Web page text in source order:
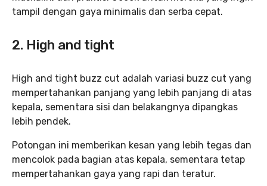
tampil dengan gaya minimalis dan serba cepat.
2. High and tight
High and tight buzz cut adalah variasi buzz cut yang
mempertahankan panjang yang lebih panjang di atas
kepala, sementara sisi dan belakangnya dipangkas
lebih pendek.
Potongan ini memberikan kesan yang lebih tegas dan
mencolok pada bagian atas kepala, sementara tetap
mempertahankan gaya yang rapi dan teratur.